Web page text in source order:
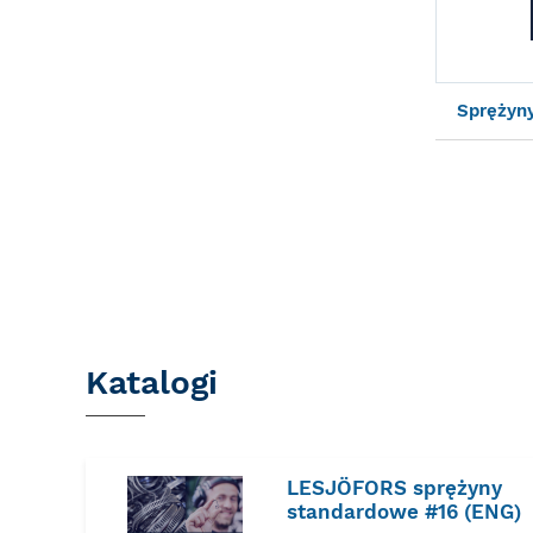
Katalogi
LESJÖFORS sprężyny
standardowe #16 (ENG)